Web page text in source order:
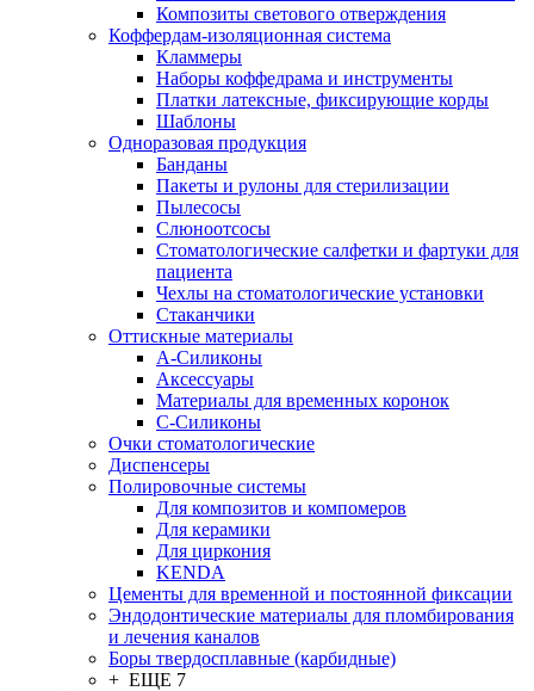
Композиты светового отверждения
Коффердам-изоляционная система
Кламмеры
Наборы коффедрама и инструменты
Платки латексные, фиксирующие корды
Шаблоны
Одноразовая продукция
Банданы
Пакеты и рулоны для стерилизации
Пылесосы
Слюноотсосы
Стоматологические салфетки и фартуки для
пациента
Чехлы на стоматологические установки
Стаканчики
Оттискные материалы
А-Силиконы
Аксессуары
Материалы для временных коронок
С-Силиконы
Очки стоматологические
Диспенсеры
Полировочные системы
Для композитов и компомеров
Для керамики
Для циркония
KENDA
Цементы для временной и постоянной фиксации
Эндодонтические материалы для пломбирования
и лечения каналов
Боры твердосплавные (карбидные)
+ ЕЩЕ 7